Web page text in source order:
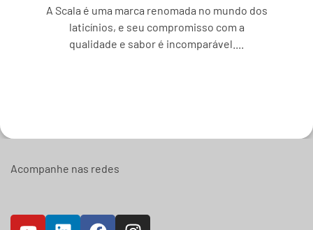
A Scala é uma marca renomada no mundo dos
laticínios, e seu compromisso com a
qualidade e sabor é incomparável....
Acompanhe nas redes